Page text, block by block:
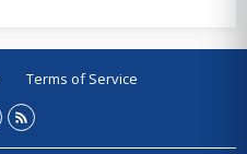
Terms of Service